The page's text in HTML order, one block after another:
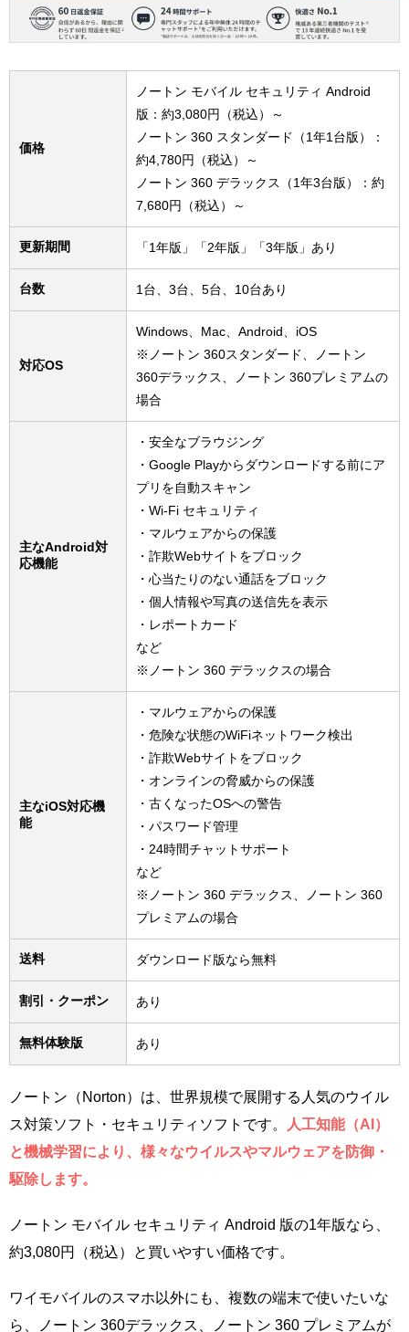
価格
ノートン モバイル セキュリティ Android
版：約3,080円（税込）～
ノートン 360 スタンダード（1年1台版）：
約4,780円（税込）～
ノートン 360 デラックス（1年3台版）：約
7,680円（税込）～
更新期間 「1年版」「2年版」「3年版」あり
台数 1台、3台、5台、10台あり
対応OS
Windows、Mac、Android、iOS
※ノートン 360スタンダード、ノートン
360デラックス、ノートン 360プレミアムの
場合
主なAndroid対
応機能
・安全なブラウジング
・Google Playからダウンロードする前にア
プリを自動スキャン
・Wi-Fi セキュリティ
・マルウェアからの保護
・詐欺Webサイトをブロック
・心当たりのない通話をブロック
・個人情報や写真の送信先を表示
・レポートカード
など
※ノートン 360 デラックスの場合
主なiOS対応機
能
・マルウェアからの保護
・危険な状態のWiFiネットワーク検出
・詐欺Webサイトをブロック
・オンラインの脅威からの保護
・古くなったOSへの警告
・パスワード管理
・24時間チャットサポート
など
※ノートン 360 デラックス、ノートン 360
プレミアムの場合
送料 ダウンロード版なら無料
割引・クーポン あり
無料体験版 あり
ノートン（Norton）は、世界規模で展開する人気のウイル
ス対策ソフト・セキュリティソフトです。
人工知能（AI）
と機械学習により、様々なウイルスやマルウェアを防御・
駆除します。
ノートン モバイル セキュリティ Android 版の1年版なら、
約3,080円（税込）と買いやすい価格です。
ワイモバイルのスマホ以外にも、複数の端末で使いたいな
ら、ノートン 360デラックス、ノートン 360 プレミアムが